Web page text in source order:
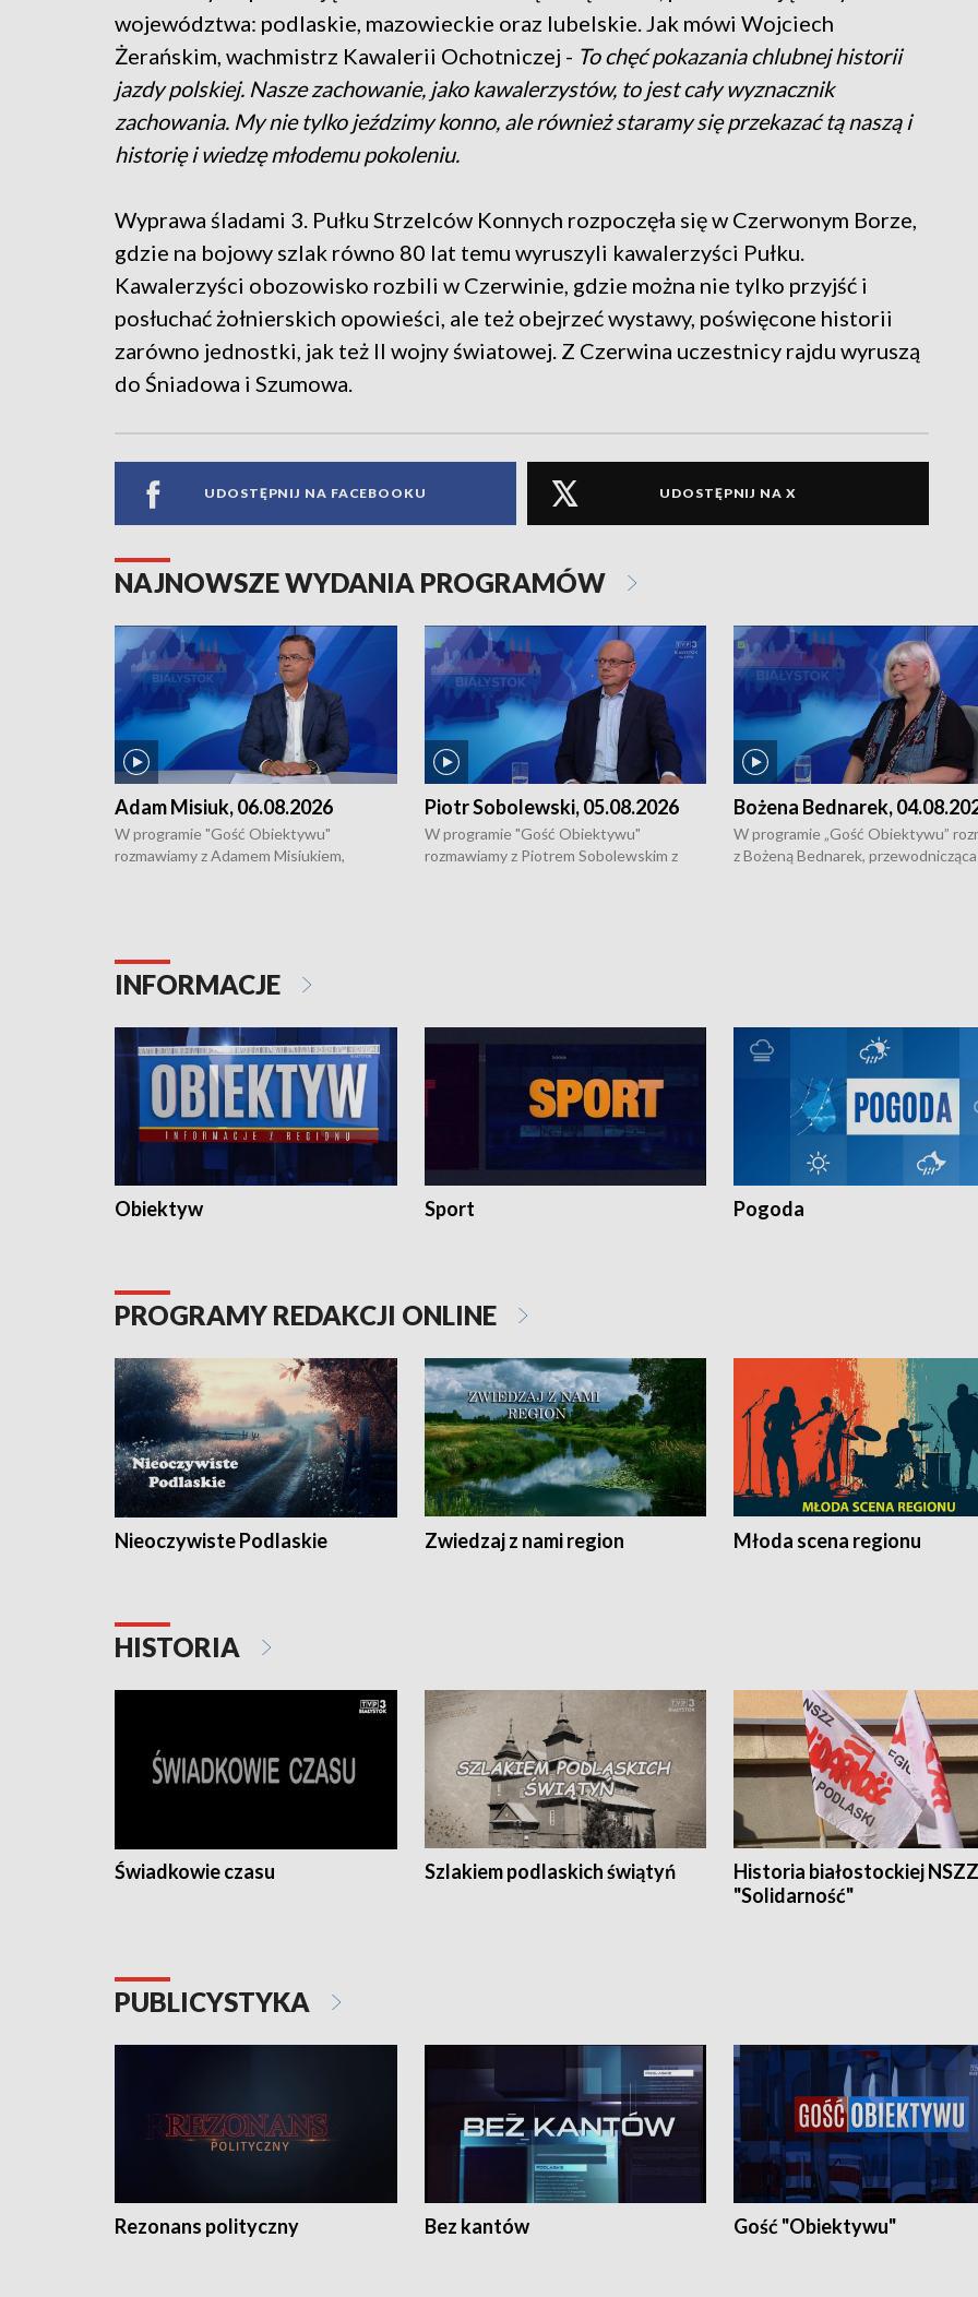
województwa: podlaskie, mazowieckie oraz lubelskie. Jak mówi Wojciech
Żerańskim, wachmistrz Kawalerii Ochotniczej - To chęć pokazania chlubnej historii
jazdy polskiej. Nasze zachowanie, jako kawalerzystów, to jest cały wyznacznik
zachowania. My nie tylko jeździmy konno, ale również staramy się przekazać tą naszą i
historię i wiedzę młodemu pokoleniu.
Wyprawa śladami 3. Pułku Strzelców Konnych rozpoczęła się w Czerwonym Borze,
gdzie na bojowy szlak równo 80 lat temu wyruszyli kawalerzyści Pułku.
Kawalerzyści obozowisko rozbili w Czerwinie, gdzie można nie tylko przyjść i
posłuchać żołnierskich opowieści, ale też obejrzeć wystawy, poświęcone historii
zarówno jednostki, jak też II wojny światowej. Z Czerwina uczestnicy rajdu wyruszą
do Śniadowa i Szumowa.
UDOSTĘPNIJ NA FACEBOOKU UDOSTĘPNIJ NA X
NAJNOWSZE WYDANIA PROGRAMÓW
Adam Misiuk, 06.08.2026
W programie "Gość Obiektywu"
rozmawiamy z Adamem Misiukiem,
Piotr Sobolewski, 05.08.2026
W programie "Gość Obiektywu"
rozmawiamy z Piotrem Sobolewskim z
Bożena Bednarek,
W programie „Gość Obiektywu”
z Bożeną Bednarek, przewodnicząca
INFORMACJE
Obiektyw Sport Pogoda
PROGRAMY REDAKCJI ONLINE
Nieoczywiste Podlaskie Zwiedzaj z nami region Młoda scena regionu
HISTORIA
Świadkowie czasu Szlakiem podlaskich świątyń
Historia białostockiej NSZZ
"Solidarność"
PUBLICYSTYKA
Rezonans polityczny Bez kantów Gość "Obiektywu"